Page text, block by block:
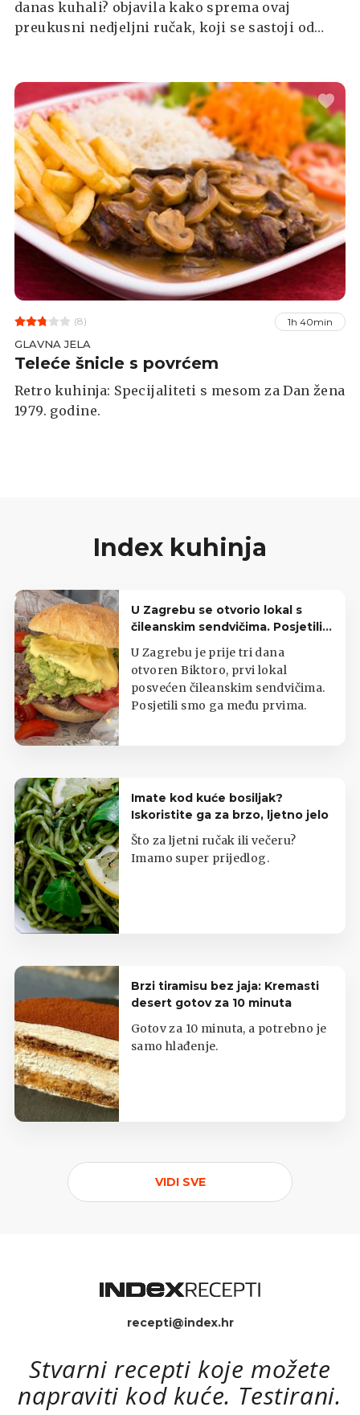
danas kuhali? objavila kako sprema ovaj
preukusni nedjeljni ručak, koji se sastoji od
grupi!
(8) 1h 40min
GLAVNA JELA
Teleće šnicle s povrćem
Retro kuhinja: Specijaliteti s mesom za Dan žena
1979. godine.
Index kuhinja
U Zagrebu se otvorio lokal s
čileanskim sendvičima. Posjetili
smo ga treći dan rada
U Zagrebu je prije tri dana
otvoren Biktoro, prvi lokal
posvećen čileanskim sendvičima.
Posjetili smo ga među prvima.
Imate kod kuće bosiljak?
Iskoristite ga za brzo, ljetno jelo
Što za ljetni ručak ili večeru?
Imamo super prijedlog.
Brzi tiramisu bez jaja: Kremasti
desert gotov za 10 minuta
Gotov za 10 minuta, a potrebno je
samo hlađenje.
VIDI SVE
recepti@index.hr
Stvarni recepti koje možete
napraviti kod kuće. Testirani.